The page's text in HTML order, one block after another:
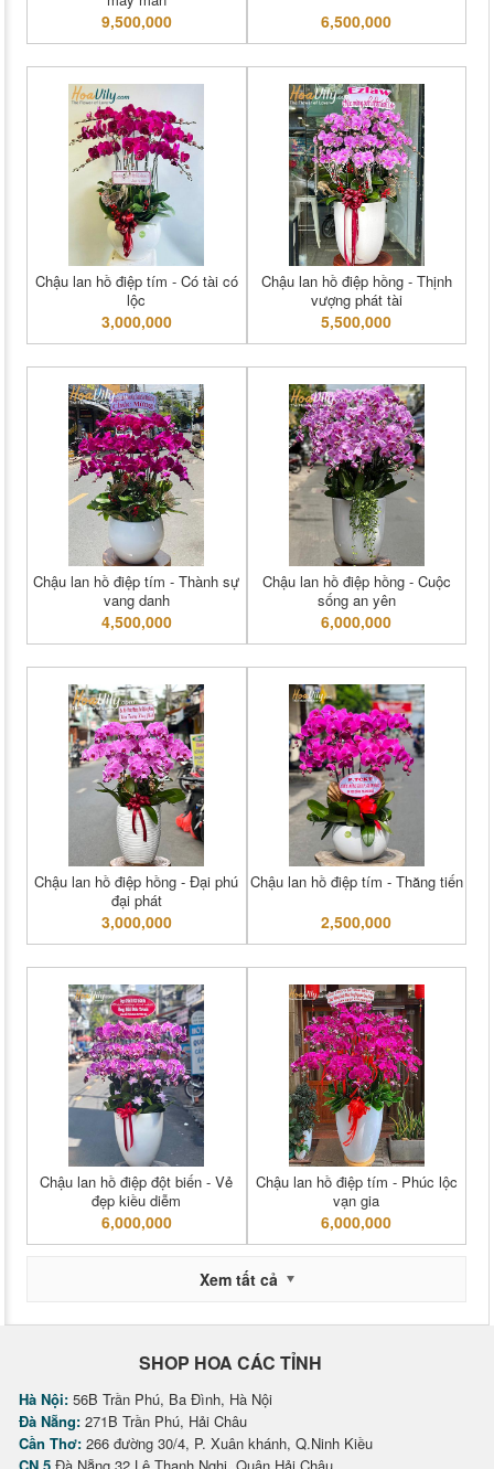
9,500,000 6,500,000
Chậu lan hồ điệp tím - Có tài có
lộc
3,000,000
Chậu lan hồ điệp hồng - Thịnh
vượng phát tài
5,500,000
Chậu lan hồ điệp tím - Thành sự
vang danh
4,500,000
Chậu lan hồ điệp hồng - Cuộc
sống an yên
6,000,000
Chậu lan hồ điệp hồng - Đại phú
đại phát
3,000,000
Chậu lan hồ điệp tím - Thăng tiến
2,500,000
Chậu lan hồ điệp đột biến - Vẻ
đẹp kiều diễm
6,000,000
Chậu lan hồ điệp tím - Phúc lộc
vạn gia
6,000,000
Xem tất cả
SHOP HOA CÁC TỈNH
Hà Nội: 56B Trần Phú, Ba Đình, Hà Nội
Đà Nẵng: 271B Trần Phú, Hải Châu
Cần Thơ: 266 đường 30/4, P. Xuân khánh, Q.Ninh Kiều